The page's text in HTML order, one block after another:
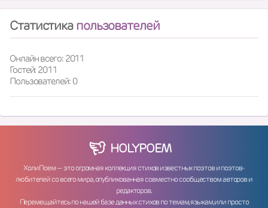
Статистика пользователей
Онлайн всего: 2011
Гостей: 2011
Пользователей: 0
HOLYPOEM
ХолиПоем — это огромная коллекция стихов известных поэтов и поэтов-
любителей со всего мира, опубликованная совместно сообществом авторов и
редакторов.
Перемещайтесь по нашей базе данных стихов по темам, языкам, или просто